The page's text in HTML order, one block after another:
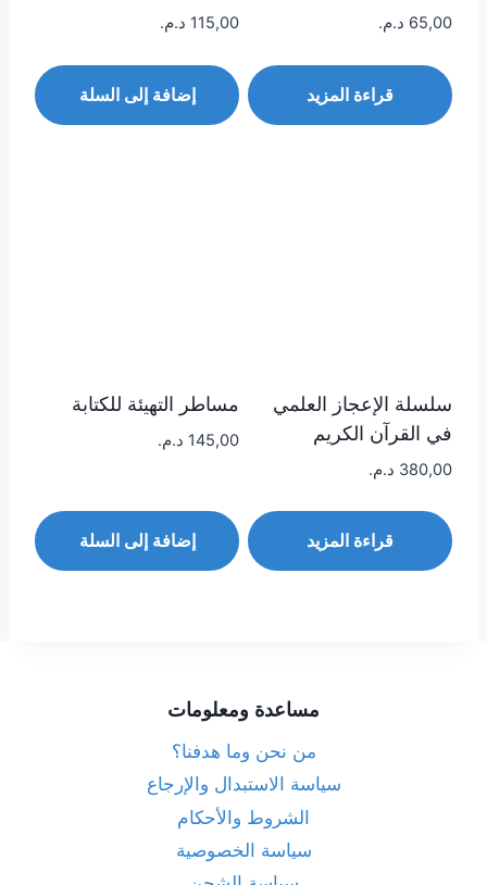
65,00 د.م.
قراءة المزيد
115,00 د.م.
إضافة إلى السلة
سلسلة الإعجاز العلمي
في القرآن الكريم
380,00 د.م.
قراءة المزيد
مساطر التهيئة للكتابة
145,00 د.م.
إضافة إلى السلة
مساعدة ومعلومات
من نحن وما هدفنا؟
سياسة الاستبدال والإرجاع
الشروط والأحكام
سياسة الخصوصية